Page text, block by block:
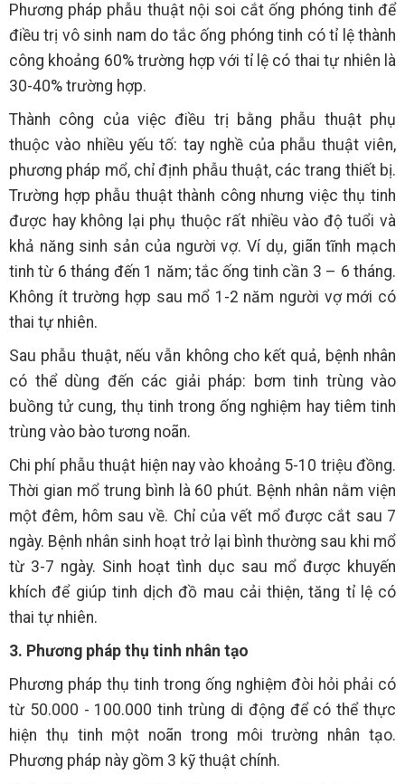
Phương pháp phẫu thuật nội soi cắt ống phóng tinh để
điều trị vô sinh nam do tắc ống phóng tinh có tỉ lệ thành
công khoảng 60% trường hợp với tỉ lệ có thai tự nhiên là
30-40% trường hợp.
Thành công của việc điều trị bằng phẫu thuật phụ
thuộc vào nhiều yếu tố: tay nghề của phẫu thuật viên,
phương pháp mổ, chỉ định phẫu thuật, các trang thiết bị.
Trường hợp phẫu thuật thành công nhưng việc thụ tinh
được hay không lại phụ thuộc rất nhiều vào độ tuổi và
khả năng sinh sản của người vợ. Ví dụ, giãn tĩnh mạch
tinh từ 6 tháng đến 1 năm; tắc ống tinh cần 3 – 6 tháng.
Không ít trường hợp sau mổ 1-2 năm người vợ mới có
thai tự nhiên.
Sau phẫu thuật, nếu vẫn không cho kết quả, bệnh nhân
có thể dùng đến các giải pháp: bơm tinh trùng vào
buồng tử cung, thụ tinh trong ống nghiệm hay tiêm tinh
trùng vào bào tương noãn.
Chi phí phẫu thuật hiện nay vào khoảng 5-10 triệu đồng.
Thời gian mổ trung bình là 60 phút. Bệnh nhân nằm viện
một đêm, hôm sau về. Chỉ của vết mổ được cắt sau 7
ngày. Bệnh nhân sinh hoạt trở lại bình thường sau khi mổ
từ 3-7 ngày. Sinh hoạt tình dục sau mổ được khuyến
khích để giúp tinh dịch đồ mau cải thiện, tăng tỉ lệ có
thai tự nhiên.
3. Phương pháp thụ tinh nhân tạo
Phương pháp thụ tinh trong ống nghiệm đòi hỏi phải có
từ 50.000 - 100.000 tinh trùng di động để có thể thực
hiện thụ tinh một noãn trong môi trường nhân tạo.
Phương pháp này gồm 3 kỹ thuật chính.